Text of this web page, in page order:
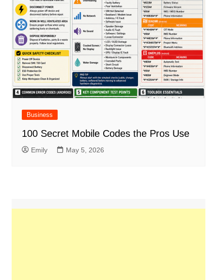
Business
100 Secret Mobile Codes the Pros Use
Emily May 5, 2026